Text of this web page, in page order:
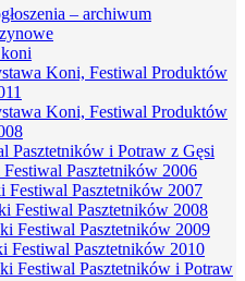
– archiwum
Koni, Festiwal Produktów
Koni, Festiwal Produktów
Pasztetników i Potraw z Gęsi
Pasztetników 2006
Festiwal Pasztetników 2007
Festiwal Pasztetników 2008
Festiwal Pasztetników 2009
Festiwal Pasztetników 2010
Festiwal Pasztetników i Potraw